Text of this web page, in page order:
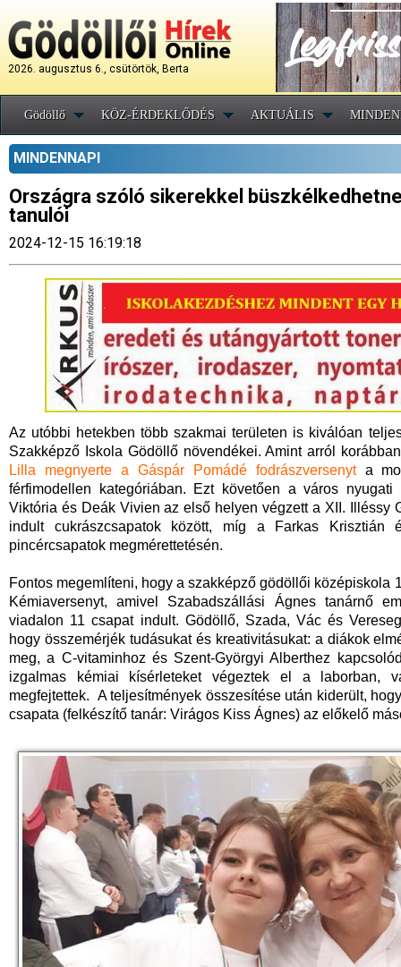
2026. augusztus 6., csütörtök, Berta
Gödöllő KÖZ-ÉRDEKLŐDÉS AKTUÁLIS
MINDENNAPI
Országra szóló sikerekkel
tanulói
2024-12-15 16:19:18
Az utóbbi hetekben több szakmai területen is kiválóan
Szakképző Iskola Gödöllő növendékei. Amint arról
Lilla megnyerte a Gáspár Pomádé fodrászversenyta
férfimodellen kategóriában. Ezt követően a város
Viktória és Deák Vivien az első helyen végzett a XII. Illéssy
indult cukrászcsapatok között, míg a Farkas
pincércsapatok megmérettetésén.
Fontos megemlíteni, hogy a szakképző gödöllői középiskola
Kémiaversenyt, amivel Szabadszállási Ágnes tanárnő
viadalon 11 csapat indult. Gödöllő, Szada, Vác és
hogy összemérjék tudásukat és kreativitásukat: a diákok
meg, a C-vitaminhoz és Szent-Györgyi Alberthez
izgalmas kémiai kísérleteket végeztek el a laborban,
megfejtettek. A teljesítmények összesítése után kiderült,
csapata (felkészítő tanár: Virágos Kiss Ágnes) az előkelő